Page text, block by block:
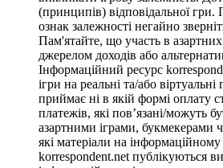
(принципів) відповідальної
ознак залежності негайно
Пам'ятайте, що участь в
джерелом доходів або
Інформаційний ресурс
ігри на реальні та/або
приймає ні в якій формі оплату
платежів, які пов’язані/можуть
азартними іграми, букмекерами
які матеріали на інформаційному
korrespondent.net публікуються